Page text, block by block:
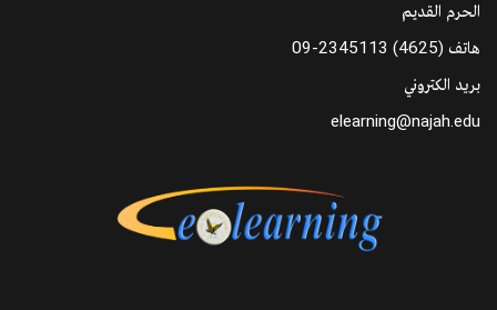
الحرم القديم
هاتف 09-2345113 (4625)
بريد الكتروني
elearning@najah.edu